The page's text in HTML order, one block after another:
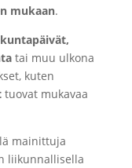
mukaan.
tai muu ulkona
kuten
tuovat mukavaa
mainittuja
liikunnallisella